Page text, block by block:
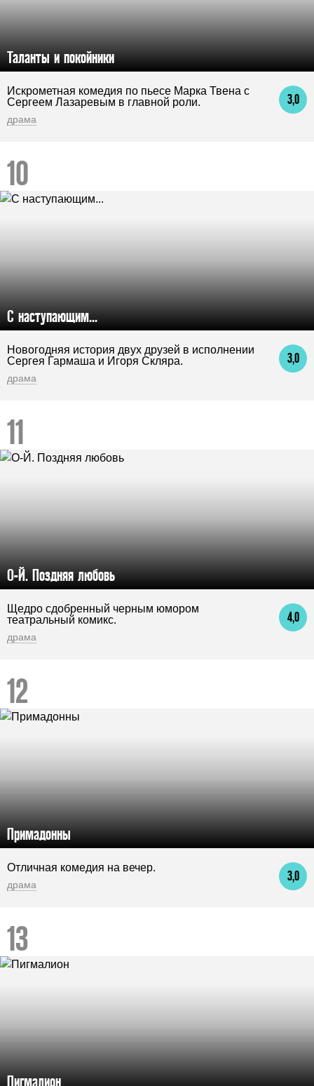
Таланты и покойники
3,0
Искрометная комедия по пьесе Марка Твена с
Сергеем Лазаревым в главной роли.
драма
С наступающим...
3,0
Новогодняя история двух друзей в исполнении
Сергея Гармаша и Игоря Скляра.
драма
О-Й. Поздняя любовь
4,0
Щедро сдобренный черным юмором
театральный комикс.
драма
Примадонны
3,0
Отличная комедия на вечер.
драма
Пигмалион